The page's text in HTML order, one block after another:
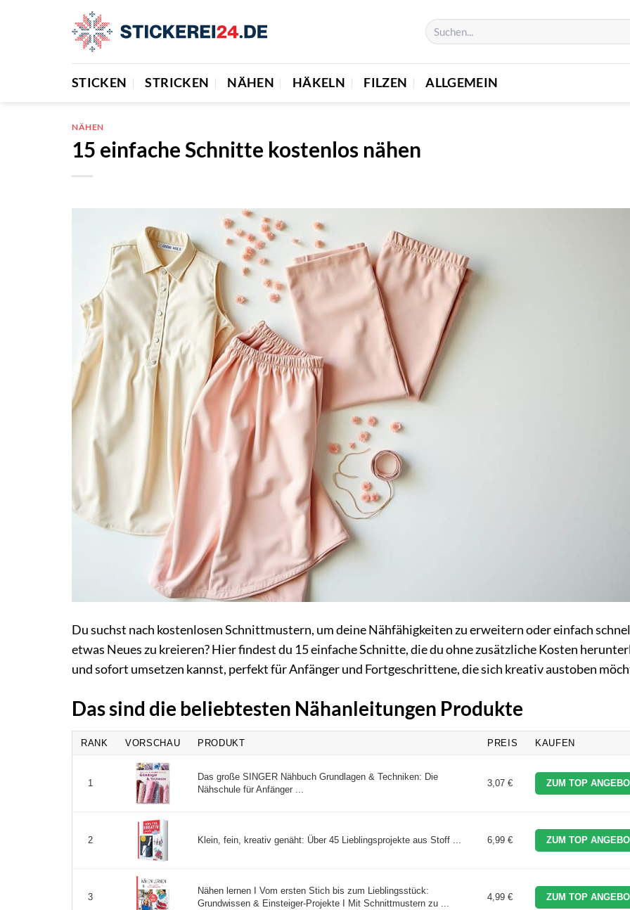
STICKEN STRICKEN NÄHEN HÄKELN FILZEN ALLGEMEIN
NÄHEN
15 einfache Schnitte kostenlos nähen
Du suchst nach kostenlosen Schnittmustern, um deine Nähfähigkeiten zu erweitern oder einfach
etwas Neues zu kreieren? Hier findest du 15 einfache Schnitte, die du ohne zusätzliche Kosten
und sofort umsetzen kannst, perfekt für Anfänger und Fortgeschrittene, die sich kreativ austoben
Das sind die beliebtesten Nähanleitungen Produkte
RANK VORSCHAU PRODUKT PREIS KAUFEN
1
Das große SINGER Nähbuch Grundlagen & Techniken: Die
Nähschule für Anfänger ...
3,07 € ZUM TOP
2 Klein, fein, kreativ genäht: Über 45 Lieblingsprojekte aus Stoff ... 6,99 € ZUM TOP
3
Nähen lernen I Vom ersten Stich bis zum Lieblingsstück:
Grundwissen & Einsteiger-Projekte I Mit Schnittmustern zu ...
4,99 € ZUM TOP